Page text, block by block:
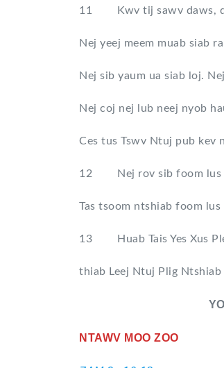
11 Kwv tij sawv daws,
Nej yeej meem muab siab
Nej sib yaum ua siab loj.
Nej coj nej lub neej nyob
Ces tus Tswv Ntuj pub kev
12 Nej rov sib foom lus
Tas tsoom ntshiab foom
13 Huab Tais Yes Xus
thiab Leej Ntuj Plig
YOG
NTAWV MOO ZOO